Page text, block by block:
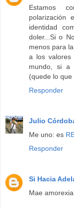
Estamos
polarización
identidad
doler...Si o
menos para
a los valores
mundo, si a
(quede lo que
Responder
Julio
Me uno: es
Responder
Si Hacia
Mae